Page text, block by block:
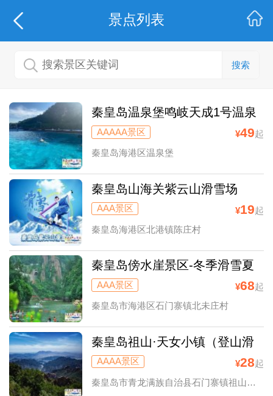
景点列表
搜索
秦皇岛温泉堡鸣岐天成1号温泉
度假村
AAAAA景区 ¥49起
秦皇岛海港区温泉堡
秦皇岛山海关紫云山滑雪场
AAA景区 ¥19起
秦皇岛海港区北港镇陈庄村
秦皇岛傍水崖景区-冬季滑雪夏
季高山峡谷漂流
AAA景区 ¥68起
秦皇岛市海港区石门寨镇北未庄村
秦皇岛祖山·天女小镇（登山滑
雪摄影）
AAAA景区 ¥28起
秦皇岛市青龙满族自治县石门寨镇祖山风景区